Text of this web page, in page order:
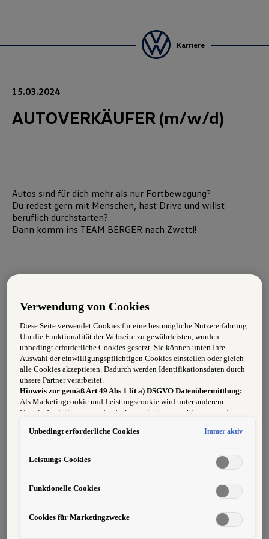
Karriere
15.03.2024
AUTOVERKÄUFER (m/w/d)
Autos sind für dich mehr als nur Fortbewegung?
Du redest gern mit Menschen, hast Drive und willst
beruflich durchstarten?
Dann komm ins TEAM BERGER nach Zwettl!
🚗 Starte deine Karriere im Autoverkauf!
🔧Deine Aufgaben – abwechslungsreich & spannend
Du berätst Kund:innen beim Kauf von Neu- und
Gebrauchtwagen
Du präsentierst Modellneuheiten unserer Marken
Nutzfahrzeuge
Versicherungsmodelle verständlich und individuell
Du unterstützt aktiv beim Zukauf von
Verwendung von Cookies
Diese Seite verwendet Cookies für eine bestmögliche Nutzererfahrung.
Um die Funktionalität der Webseite zu gewährleisten, wurden
unbedingt erforderliche Cookies gesetzt. Sie können unten Ihre
Auswahl der einwilligungspflichtigen Cookies einstellen oder gleich
alle Cookies akzeptieren. Dadurch werden Identifikationsdaten durch
unsere Partner verarbeitet.
Hinweis zur gemäß Art 49 Abs 1 lit a) DSGVO Datenübermittlung:
Als Marketingcookie und Leistungscookie wird unter anderem
Google Analytics verwendet. Es kann nicht ausgeschlossen werden,
in die USA (insbesondere dort an die Google LLC) weitergibt. In den
gleichwertiges Datenschutzniveau und es fehlt an einem
Angemessenheitsbeschluss der Europäischen Kommission. Hieraus
Betroffener in den USA nicht wirksam durchsetzen können, in den
ausgeschlossen werden kann, dass aufgrund aktueller Gesetze US-
Sicherheitsbehörden einen Zugriff auf Daten erlangen können, wobei
Unbedingt erforderliche Cookies Immer aktiv
Leistungs-Cookies
Funktionelle Cookies
Cookies für Marketingzwecke